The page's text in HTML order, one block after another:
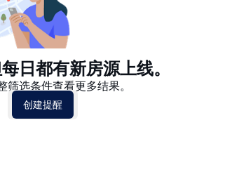
日都有新房源上线。
选条件查看更多结果。
创建提醒